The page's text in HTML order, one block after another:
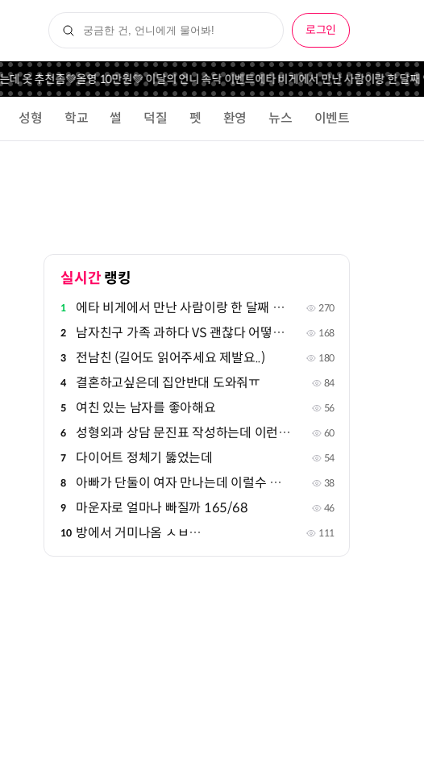
로그인
천좀💚올영 10만원💚 이달의 언니 속닥 이벤트에타 비게에서 만난 사람이랑 한 달째 연락중
성형 학교 썰 덕질 펫 환영 뉴스 이벤트
실시간 랭킹
1 에타 비게에서 만난 사람이랑 한 달째 연락중인데 270
2 남자친구 가족 과하다 VS 괜찮다 어떻게 생각해 168
3 전남친 (길어도 읽어주세요 제발요..) 180
4 결혼하고싶은데 집안반대 도와줘ㅠ 84
5 여친 있는 남자를 좋아해요 56
6 성형외과 상담 문진표 작성하는데 이런건왜물어?? 60
7 다이어트 정체기 뚫었는데 54
8 아빠가 단둘이 여자 만나는데 이럴수 있나? 38
9 마운자로 얼마나 빠질까 165/68 46
10 방에서 거미나옴 ㅅㅂ… 111